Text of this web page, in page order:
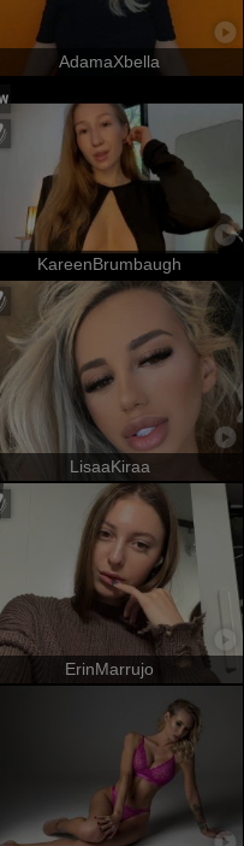
AdamaXbella
KareenBrumbaugh
LisaaKiraa
ErinMarrujo